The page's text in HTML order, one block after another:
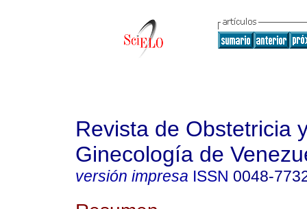
Revista de Obstetricia
Ginecología de
versión impresa ISSN 0048-